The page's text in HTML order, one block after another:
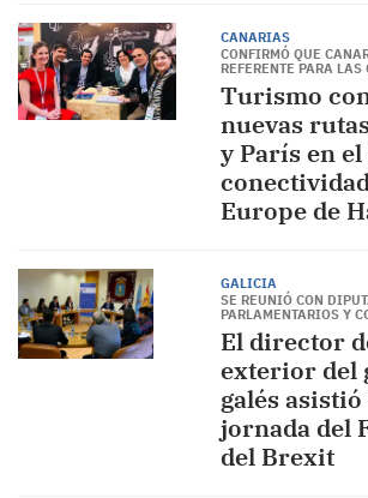
CANARIAS
CONFIRMÓ QUE
REFERENTE PARA
Turismo
nuevas
y París en
Europe de
GALICIA
SE REUNIÓ CON
PARLAMENTARIOS Y
El director
exterior del
galés
jornada del
del Brexit